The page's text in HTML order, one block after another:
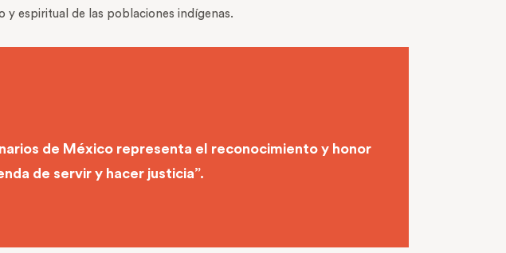
espiritual de las poblaciones indígenas.
de México representa el reconocimiento y honor
de servir y hacer justicia”.